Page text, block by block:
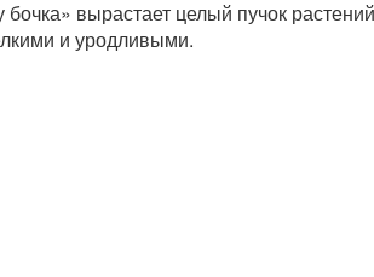
бочка» вырастает целый пучок
и уродливыми.